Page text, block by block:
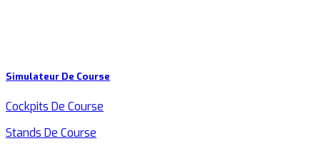
Simulateur De Course
Cockpits De Course
Stands De Course